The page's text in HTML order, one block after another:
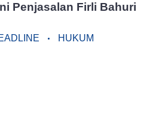
Penjasalan Firli Bahuri
HUKUM